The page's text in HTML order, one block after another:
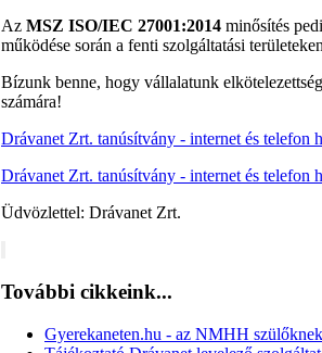
Az MSZ ISO/IEC 27001:2014 minősítés
működése során a fenti szolgáltatási
Bízunk benne, hogy vállalatunk
számára!
Drávanet Zrt. tanúsítvány - internet és telefon
Drávanet Zrt. tanúsítvány - internet és telefon
Üdvözlettel: Drávanet Zrt.
További cikkeink...
Gyerekaneten.hu - az NMHH